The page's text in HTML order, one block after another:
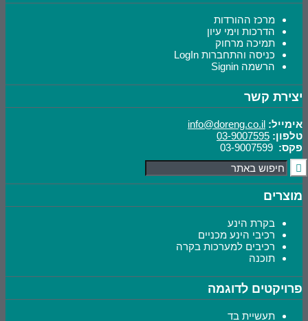
מרכז ההורדות
הדרכות וימי עיון
תמיכה מרחוק
כניסה והתחברות LogIn
הרשמה Signin
יצירת קשר
אימייל: info@doreng.co.il
טלפון: 03-9007595
פקס:
מוצרים
בקרת הינע
רכיבי הינע מכניים
רכיבים למערכות בקרה
תוכנה
פרויקטים לדוגמה
תעשיית בד